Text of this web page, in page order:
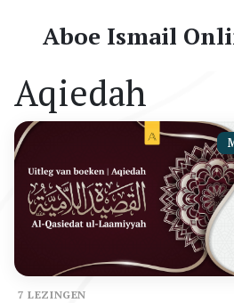
Aboe Ismail
Aqiedah
7 LEZINGEN